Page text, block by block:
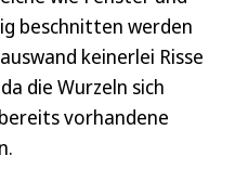
beschnitten werden
keinerlei Risse
die Wurzeln sich
vorhandene